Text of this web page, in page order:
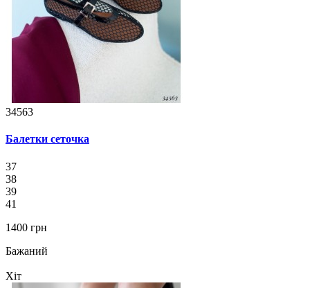
34563
Балетки сеточка
37
38
39
41
1400 грн
Бажаний
Хіт